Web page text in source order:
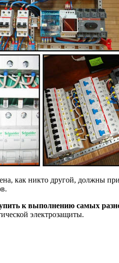
как никто другой, должны
к выполнению самых
электрозащиты.